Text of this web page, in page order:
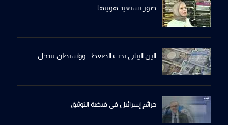
صور تستعيد هويتها
الين اليباني تحت الضغط.. وواشنطن تتدخل
جرائم إسرائيل في قبضة التوثيق